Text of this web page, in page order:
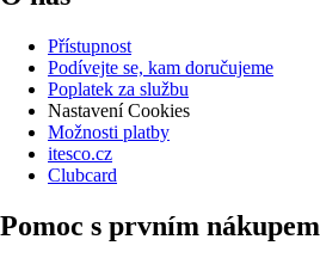
Přístupnost
Podívejte se, kam doručujeme
Poplatek za službu
Nastavení Cookies
Možnosti platby
itesco.cz
Clubcard
Pomoc s prvním nákupem